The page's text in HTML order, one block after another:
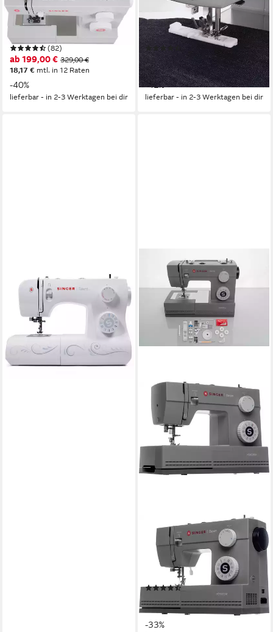
4423
23 Programme
(82)
ab 199,00 € 329,00 €
18,17 € mtl. in 12 Raten
-40%
lieferbar - in 2-3 Werktagen bei dir
32 Programme
6 Nutzstiche
(150)
ab 219,00 €
379,00 €
20,00 €mtl. in 12 Raten
-42%
lieferbar - in 2-3 Werktagen bei dir
Nähmaschine Talent 3323
Programme
Nutzstiche
LED
Beleuchtung
184,00 €
16,80 €mtl. in 12 Raten
-36%
lieferbar - in 2-3 Werktagen bei dir
SINGER
Freiarm-Nähmaschine Denim
HD 6335M
Programme
(69)
267,00 € 399,00 €
13,26 €mtl. in 24 Raten
-33%